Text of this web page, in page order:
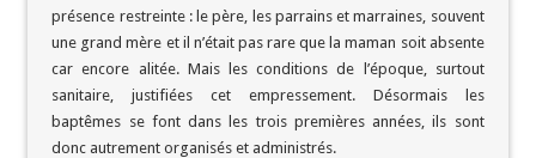
présence restreinte : le père, les parrains et marraines, souvent
une grand mère et il n’était pas rare que la maman soit absente
car encore alitée. Mais les conditions de l’époque, surtout
sanitaire, justifiées cet empressement. Désormais les
baptêmes se font dans les trois premières années, ils sont
donc autrement organisés et administrés.